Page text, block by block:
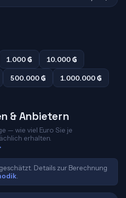
1.000 ₲ 10.000 ₲
500.000 ₲ 1.000.000 ₲
& Anbietern
— wie viel Euro Sie je
erhalten.
Details zur Berechnung